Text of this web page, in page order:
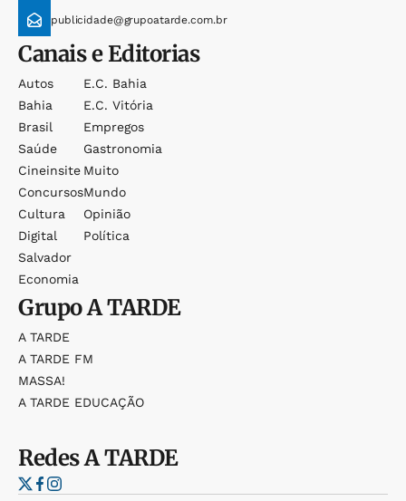
publicidade@grupoatarde.com.br
Canais e Editorias
Autos
Bahia
Brasil
Saúde
Cineinsite
Concursos
Cultura
Digital
Salvador
Economia
E.c. Bahia
E.c. Vitória
Empregos
Gastronomia
Muito
Mundo
Opinião
Política
GrupoA TARDE
A TARDE
A TARDE FM
MASSA!
A TARDE EDUCAÇÃO
RedesA TARDE